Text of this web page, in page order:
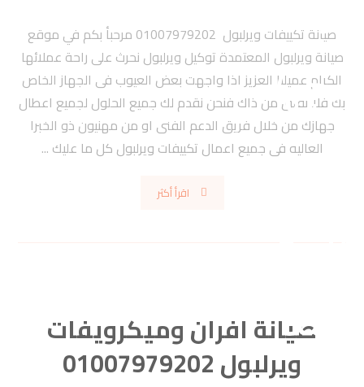
صيانة تكييفات ويرلبول 01007979202 مرحبأ بكم في موقع
صيانة ويرلبول المعتمدة توكيل ويرلبول نحرث على راحة عملائها
الكرام عميلنا العزيز اذا واجهت بعض العيوب فى الجهاز الخاص
بك فلا تقلق من ذاك فنحن نقدم لك جميع الحلول لجميع اعطال
جهازك من خلال فريق الدعم الفنى او من مهنيون ذو الخبرا
العاليه فى جميع اعمال تكييفات ويرلبول كل ما عليك ...
اقرأ أكثر
صيانة افران وميكرويفات
ويرلبول 01007979202